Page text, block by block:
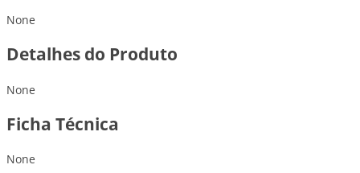
None
Detalhes do Produto
None
Ficha Técnica
None